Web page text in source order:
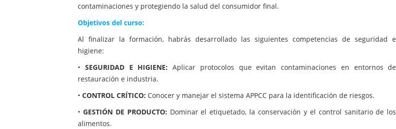
contaminaciones y protegiendo la salud del consumidor final.
Objetivos del curso:
Al finalizar la formación, habrás desarrollado las siguientes competencias de seguridad e
higiene:
• SEGURIDAD E HIGIENE: Aplicar protocolos que evitan contaminaciones en entornos de
restauración e industria.
• CONTROL CRÍTICO: Conocer y manejar el sistema APPCC para la identificación de riesgos.
• GESTIÓN DE PRODUCTO: Dominar el etiquetado, la conservación y el control sanitario de los
alimentos.